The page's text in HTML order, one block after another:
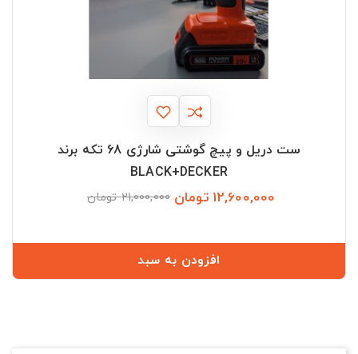
ست دریل و پیچ گوشتی شارژی 68 تکه برند
BLACK+DECKER
12,600,000 تومان 21,000,000 تومان
افزودن به سبد